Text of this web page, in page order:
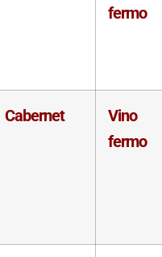
fermo
Cabernet
Vino
fermo